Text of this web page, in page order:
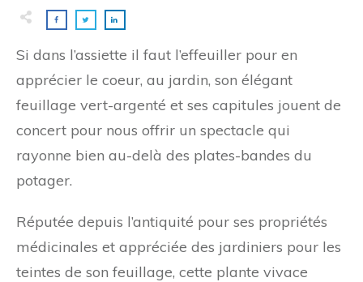
Si dans l’assiette il faut l’effeuiller pour en
apprécier le coeur, au jardin, son élégant
feuillage vert-argenté et ses capitules jouent de
concert pour nous offrir un spectacle qui
rayonne bien au-delà des plates-bandes du
potager.
Réputée depuis l’antiquité pour ses propriétés
médicinales et appréciée des jardiniers pour les
teintes de son feuillage, cette plante vivace